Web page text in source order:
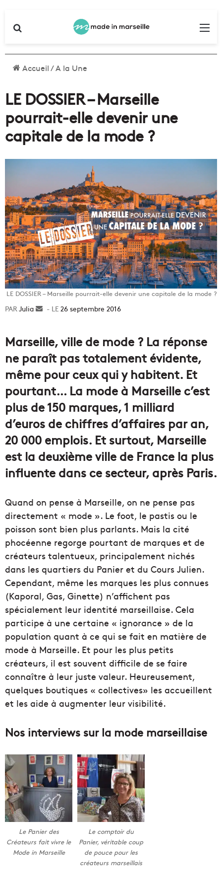
Accueil/A la Une
LE DOSSIER – Marseille
pourrait-elle devenir une
capitale de la mode ?
LE DOSSIER – Marseille pourrait-elle devenir une capitale de la mode ?
Julia
Envoyer26 septembre 2016
Marseille, ville de mode ? La réponse
ne paraît pas totalement évidente,
même pour ceux qui y habitent. Et
pourtant… La mode à Marseille c’est
plus de 150 marques, 1 milliard
d’euros de chiffres d’affaires par an,
20 000 emplois. Et surtout, Marseille
est la deuxième ville de France la plus
influente dans ce secteur, après Paris.
Quand on pense à Marseille, on ne pense pas
directement « mode ». Le foot, le pastis ou le
poisson sont bien plus parlants. Mais la cité
phocéenne regorge pourtant de marques et de
créateurs talentueux, principalement nichés
dans les quartiers du Panier et du Cours Julien.
Cependant, même les marques les plus connues
(Kaporal, Gas, Ginette) n’affichent pas
spécialement leur identité marseillaise. Cela
participe à une certaine « ignorance » de la
population quant à ce qui se fait en matière de
mode à Marseille. Et pour les plus petits
créateurs, il est souvent difficile de se faire
connaître à leur juste valeur. Heureusement,
quelques boutiques « collectives» les accueillent
et les aide à augmenter leur visibilité.
Nos interviews sur la mode marseillaise
Le Panier des
Créateurs fait vivre le
Mode in Marseille
Le comptoir du
Panier, véritable coup
de pouce pour les
créateurs marseillais